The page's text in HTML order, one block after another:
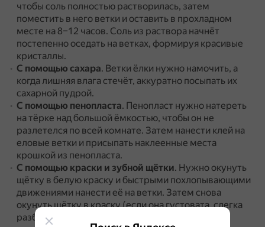
чтобы соль полностью растворилась, затем
поместить в него ветки и оставить в прохладном
месте на 8–12 часов. Соль из раствора начнёт
постепенно оседать на ветках, формируя красивые
кристаллы.
С помощью сахара. Ветки ёлки нужно намочить, а
когда лишняя влага стечёт, аккуратно посыпать их
сахарной пудрой.
С помощью пенопласта. Пенопласт нужно натереть
на тёрке над большой ёмкостью, чтобы он не
разлетелся по всей комнате. Затем нанести клей на
еловые ветки и присыпать наклеенные места
крошкой из пенопласта.
С помощью краски и зубной щётки. Нужно окунуть
щётку в белую краску и быстрыми похлопывающими
движениями нанести её на ветки. Затем снова
окунуть щётку в краску (если она густовата, слегка
разбавить водой), расположить щётку напротив